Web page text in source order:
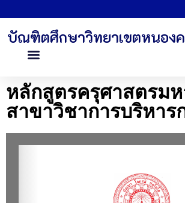
บัณฑิตศึกษาวิทยาเขตหนอง
หลักสูตรครุศาสตรม
สาขาวิชาการบริหาร